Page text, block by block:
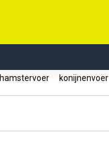
hamstervoer konijnenvoer